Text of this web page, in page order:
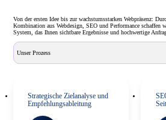
Von der ersten Idee bis zur wachstumsstarken Webpräsenz:
Kombination aus Webdesign, SEO und Performance schaffen
System, das Ihnen sichtbare Ergebnisse und hochwertige
Unser Prozess
Strategische Zielanalyse und
Empfehlungsableitung